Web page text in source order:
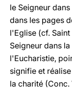
le Seigneur
dans les pages
l'Eglise (cf.
Seigneur dans
l'Eucharistie,
signifie et
la charité (Conc.